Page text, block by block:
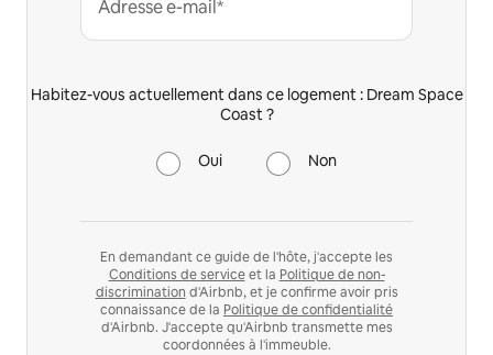
Adresse e-mail*
Habitez-vous actuellement dans ce logement : Dream Space
Coast ?
Oui Non
En demandant ce guide de l'hôte, j'accepte les
Conditions de serviceet la Politique de non-
discrimination d'Airbnb, et je confirme avoir pris
connaissance de la Politique de confidentialité
d'Airbnb. J'accepte qu'Airbnb transmette mes
coordonnées à l'immeuble.